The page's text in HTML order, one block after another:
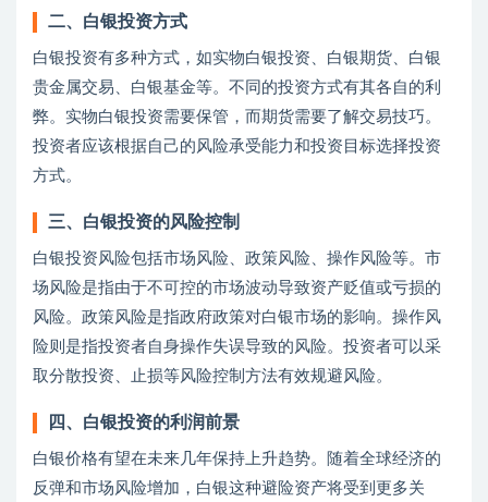
二、白银投资方式
白银投资有多种方式，如实物白银投资、白银期货、白银
贵金属交易、白银基金等。不同的投资方式有其各自的利
弊。实物白银投资需要保管，而期货需要了解交易技巧。
投资者应该根据自己的风险承受能力和投资目标选择投资
方式。
三、白银投资的风险控制
白银投资风险包括市场风险、政策风险、操作风险等。市
场风险是指由于不可控的市场波动导致资产贬值或亏损的
风险。政策风险是指政府政策对白银市场的影响。操作风
险则是指投资者自身操作失误导致的风险。投资者可以采
取分散投资、止损等风险控制方法有效规避风险。
四、白银投资的利润前景
白银价格有望在未来几年保持上升趋势。随着全球经济的
反弹和市场风险增加，白银这种避险资产将受到更多关